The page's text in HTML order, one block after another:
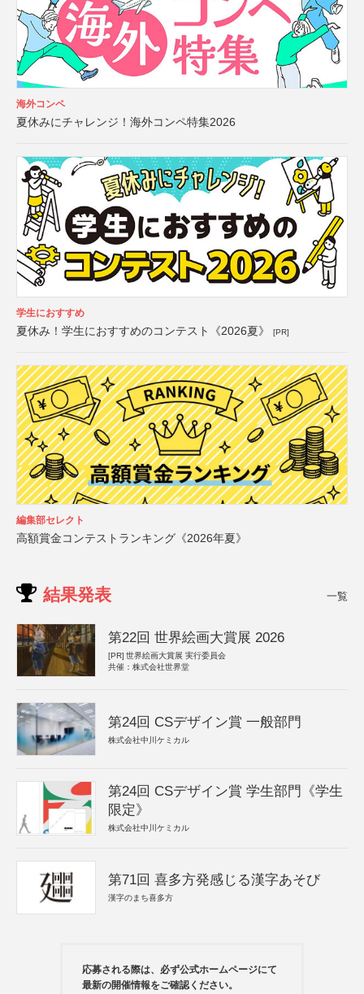
海外コンペ
夏休みにチャレンジ！海外コンペ特集2026
学生におすすめ
夏休み！学生におすすめのコンテスト《2026夏》 [PR]
編集部セレクト
高額賞金コンテストランキング《2026年夏》
結果発表 一覧
第22回 世界絵画大賞展 2026
[PR] 世界絵画大賞展 実行委員会
共催：株式会社世界堂
第24回 CSデザイン賞 一般部門
株式会社中川ケミカル
第24回 CSデザイン賞 学生部門《学生
限定》
株式会社中川ケミカル
第71回 喜多方発感じる漢字あそび
漢字のまち喜多方
応募される際は、必ず公式ホームページにて
最新の開催情報をご確認ください。